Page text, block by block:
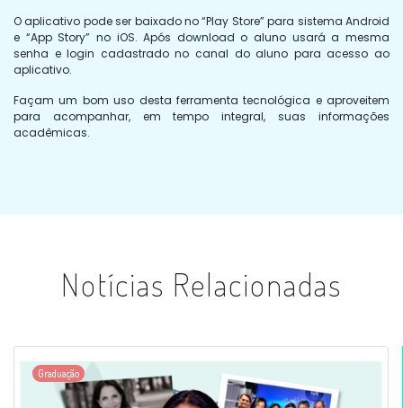
O aplicativo pode ser baixado no “Play Store” para sistema Android
e “App Story” no iOS. Após download o aluno usará a mesma
senha e login cadastrado no canal do aluno para acesso ao
aplicativo.
Façam um bom uso desta ferramenta tecnológica e aproveitem
para acompanhar, em tempo integral, suas informações
acadêmicas.
Notícias Relacionadas
Graduação